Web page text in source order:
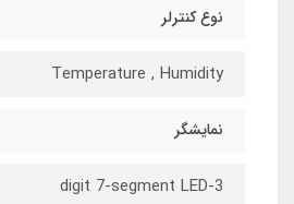
نوع کنترلر
Temperature , Humidity
نمایشگر
3-digit 7-segment LED